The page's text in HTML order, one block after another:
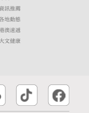
資訊推薦
地動態
澳速遞
文健康